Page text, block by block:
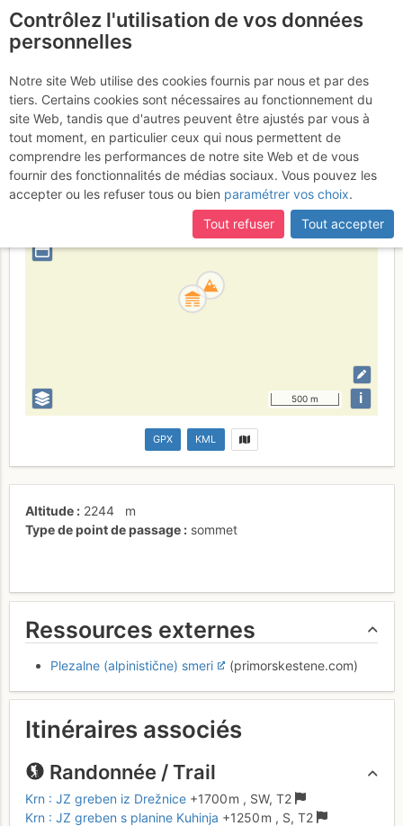
Krn
Slovenija Julijske Alpe
+
–
500 m i
GPX KML
Altitude 2244
m
Type de point de passage
sommet
Ressources externes
Plezalne (alpinistične) smeri (primorskestene.com)
Itinéraires associés
Randonnée / Trail
Krn : JZ greben iz Drežnice +1700 m , SW, T2
Krn : JZ greben s planine Kuhinja +1250 m , S, T2
Contrôlez l'utilisation de vos données
personnelles
Notre site Web utilise des cookies fournis par nous et par des
tiers. Certains cookies sont nécessaires au fonctionnement du
site Web, tandis que d'autres peuvent être ajustés par vous à
tout moment, en particulier ceux qui nous permettent de
comprendre les performances de notre site Web et de vous
fournir des fonctionnalités de médias sociaux. Vous pouvez les
accepter ou les refuser tous ou bien paramétrer vos choix.
Tout refuser
Tout accepter